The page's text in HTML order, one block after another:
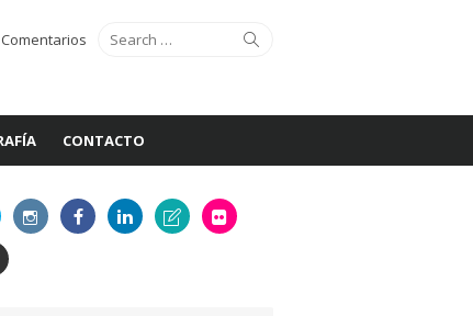
Search
for:
Comentarios
CONTACTO